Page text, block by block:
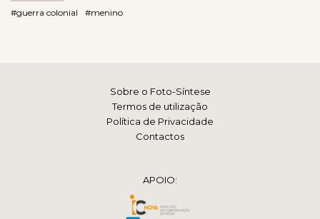
#guerra colonial #menino
Sobre o Foto-Síntese
Termos de utilização
Política de Privacidade
Contactos
APOIO: